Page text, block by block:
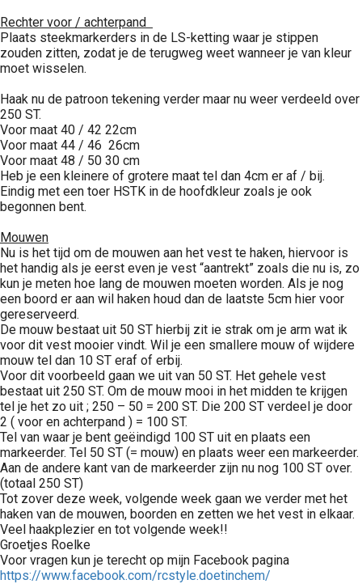
Rechter voor / achterpand
Plaats steekmarkerders in de LS-ketting waar je stippen
zouden zitten, zodat je de terugweg weet wanneer je van kleur
moet wisselen.
Haak nu de patroon tekening verder maar nu weer verdeeld over
250 ST.
Voor maat 40 / 42 22cm
Voor maat 44 / 46 26cm
Voor maat 48 / 50 30 cm
Heb je een kleinere of grotere maat tel dan 4cm er af / bij.
Eindig met een toer HSTK in de hoofdkleur zoals je ook
begonnen bent.
Mouwen
Nu is het tijd om de mouwen aan het vest te haken, hiervoor is
het handig als je eerst even je vest “aantrekt” zoals die nu is, zo
kun je meten hoe lang de mouwen moeten worden. Als je nog
een boord er aan wil haken houd dan de laatste 5cm hier voor
gereserveerd.
De mouw bestaat uit 50 ST hierbij zit ie strak om je arm wat ik
voor dit vest mooier vindt. Wil je een smallere mouw of wijdere
mouw tel dan 10 ST eraf of erbij.
Voor dit voorbeeld gaan we uit van 50 ST. Het gehele vest
bestaat uit 250 ST. Om de mouw mooi in het midden te krijgen
tel je het zo uit ; 250 – 50 = 200 ST. Die 200 ST verdeel je door
2 ( voor en achterpand ) = 100 ST.
Tel van waar je bent geëindigd 100 ST uit en plaats een
markeerder. Tel 50 ST (= mouw) en plaats weer een markeerder.
Aan de andere kant van de markeerder zijn nu nog 100 ST over.
(totaal 250 ST)
Tot zover deze week, volgende week gaan we verder met het
haken van de mouwen, boorden en zetten we het vest in elkaar.
Veel haakplezier en tot volgende week!!
Groetjes Roelke
Voor vragen kun je terecht op mijn Facebook pagina
https://www.facebook.com/rcstyle.doetinchem/